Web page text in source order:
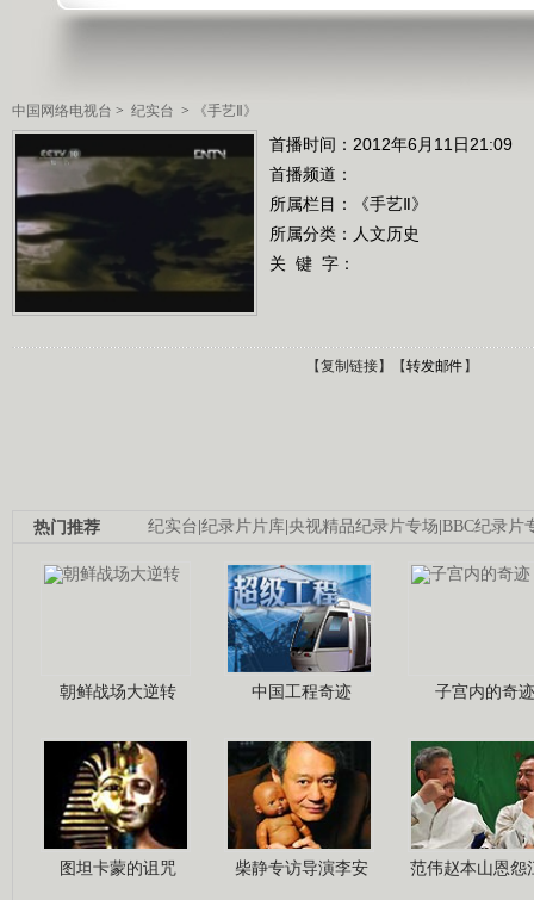
中国网络电视台 > 纪实台 > 《手艺Ⅱ》
首播时间：2012年6月11日21:09
首播频道：
所属栏目：
《手艺Ⅱ》
所属分类：人文历史
关 键 字：
【复制链接】【转发邮件】
纪实台|纪录片片库|央视精品纪录片专场|BBC纪录片
热门推荐
朝鲜战场大逆转 中国工程奇迹 子宫内的奇迹
图坦卡蒙的诅咒 柴静专访导演李安 范伟赵本山恩怨